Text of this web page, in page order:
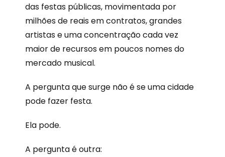
das festas públicas, movimentada por
milhões de reais em contratos, grandes
artistas e uma concentração cada vez
maior de recursos em poucos nomes do
mercado musical.
A pergunta que surge não é se uma cidade
pode fazer festa.
Ela pode.
A pergunta é outra: